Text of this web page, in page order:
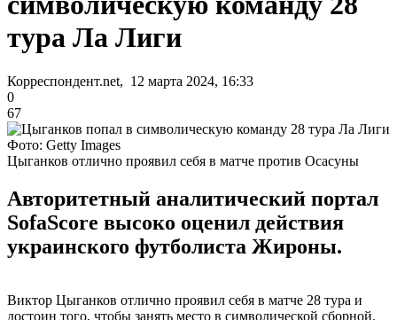
тура Ла Лиги
Корреспондент.net, 12 марта 2024, 16:33
0
67
Фото: Getty Images
Цыганков отлично проявил себя в матче против Осасуны
Авторитетный аналитический портал
SofaScore высоко оценил действия
украинского футболиста Жироны.
Виктор Цыганков отлично проявил себя в матче 28 тура и
достоин того, чтобы занять место в символической сборной.